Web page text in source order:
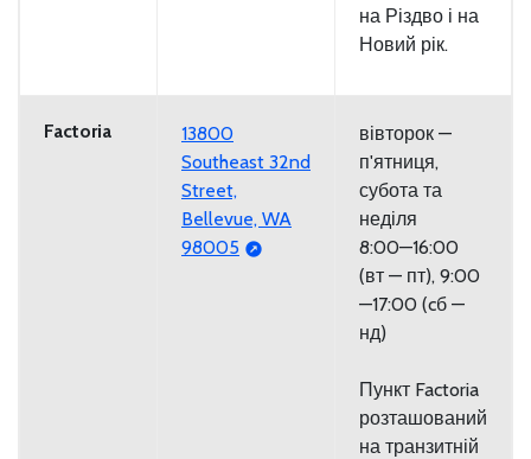
на Різдво і на
Новий рік.
Factoria
13800
Southeast 32nd
Street,
Bellevue, WA
98005
вівторок —
п'ятниця,
субота та
неділя
8:00—16:00
(вт — пт), 9:00
—17:00 (cб —
нд)
Пункт Factoria
розташований
на транзитній